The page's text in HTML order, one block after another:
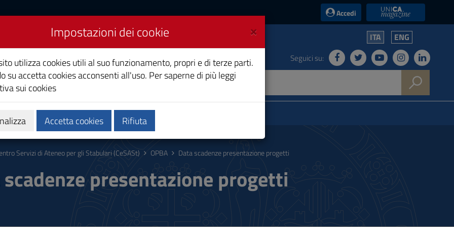
Accedi UniCA News
per gli Stabulari
ITA ENG
Seguici su:
Ricerca OPBA
Servizi di Ateneo per gli Stabulari (CeSASt) OPBA Data scadenze presentazione progetti
scadenze presentazione progetti
×
Impostazioni dei cookie
utilizza cookies utili al suo funzionamento, propri e di terze parti.
su accetta cookies acconsenti all'uso. Per saperne di più leggi
sui cookies
Accetta cookies Rifiuta